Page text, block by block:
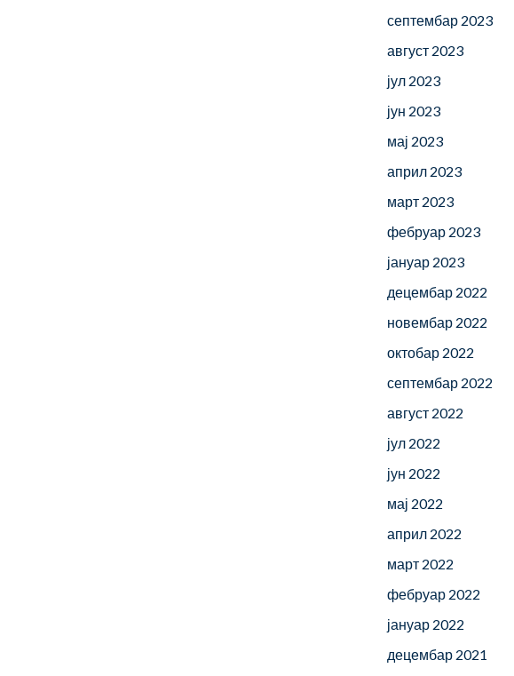
септембар 2023
август 2023
јул 2023
јун 2023
мај 2023
април 2023
март 2023
фебруар 2023
јануар 2023
децембар 2022
новембар 2022
октобар 2022
септембар 2022
август 2022
јул 2022
јун 2022
мај 2022
април 2022
март 2022
фебруар 2022
јануар 2022
децембар 2021